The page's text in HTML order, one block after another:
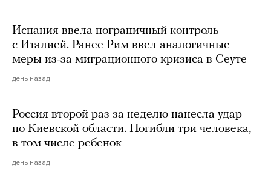
Испания ввела пограничный контроль
с Италией. Ранее Рим ввел аналогичные
меры из-за миграционного кризиса в Сеуте
день назад
Россия второй раз за неделю нанесла удар
по Киевской области. Погибли три человека,
в том числе ребенок
день назад